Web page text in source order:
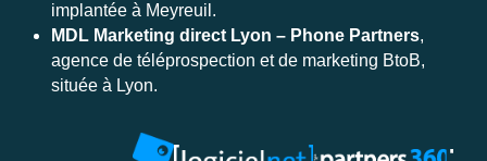
implantée à Meyreuil.
MDL Marketing direct Lyon – Phone Partners,
agence de téléprospection et de marketing BtoB,
située à Lyon.